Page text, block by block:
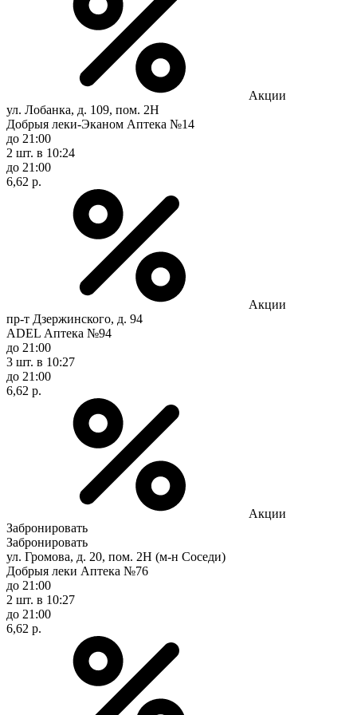
Акции
ул. Лобанка, д. 109, пом. 2Н
Добрыя леки-Эканом Аптека №14
до 21:00
2 шт. в 10:24
до 21:00
6,62 р.
Акции
пр-т Дзержинского, д. 94
ADEL Аптека №94
до 21:00
3 шт. в 10:27
до 21:00
6,62 р.
Акции
Забронировать
Забронировать
ул. Громова, д. 20, пом. 2Н (м-н Соседи)
Добрыя леки Аптека №76
до 21:00
2 шт. в 10:27
до 21:00
6,62 р.